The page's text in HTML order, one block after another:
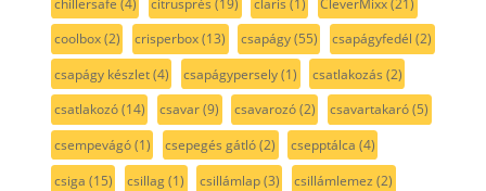
coolbox(2) crisperbox(13) csapágy(55) csapágyfedél (2)
csapágy készlet(4) csapágypersely(1) csatlakozás (2)
csatlakozó(14) csavar(9) csavarozó(2) csavartakaró(5)
csempevágó(1) csepegés gátló(2) csepptálca (4)
csiga (15) csillag(1) csillámlap(3) csillámlemez (2)